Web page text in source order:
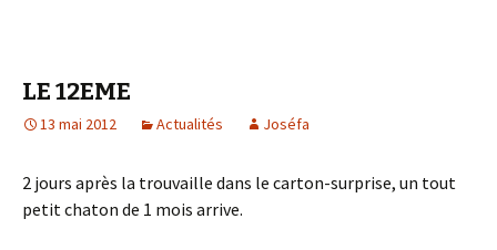
LE 12EME
13 mai 2012 Actualités Joséfa
2 jours après la trouvaille dans le carton-surprise, un tout
petit chaton de 1 mois arrive.